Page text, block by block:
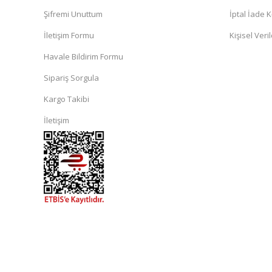
Şifremi Unuttum
İletişim Formu
Havale Bildirim Formu
Sipariş Sorgula
Kargo Takibi
İletişim
İptal İade
Kişisel